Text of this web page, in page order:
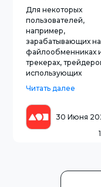
Для некоторых
пользователей,
например,
зарабатывающих на
файлообменниках
трекерах,
использующих
удаленный доступ к
торговым
киберспорстменов и
любителей
современных онлайн
Телеком (Дом.ру)
Читать далее
30 Июня